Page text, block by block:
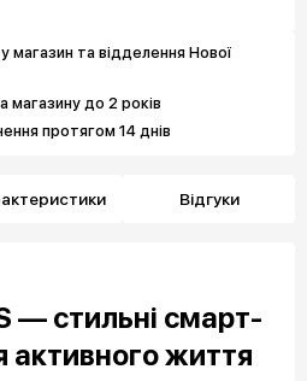
та відделення Нової
магазину до 2 років
протягом 14 днів
Відгуки
— стильні смарт-
активного життя